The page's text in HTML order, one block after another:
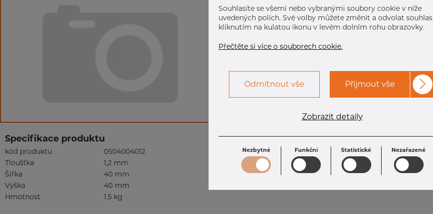
Specifikace produktu
kód produktu
0504004012
Tloušťka
1,2 mm
Šířka
40 mm
Výška
40 mm
Hmotnost
1.5 kg
Souhlasíte se všemi nebo vybranými soubory cookie v níže
uvedených polích. Své volby můžete změnit a odvolat souhlas
kliknutím na kulatou ikonu v levém dolním rohu obrazovky.
Přečtěte si více o souborech cookie.
Odmítnout vše Přijmout vše
Zobrazit detaily
Nezbytné Funkční Statistické Nezařazené